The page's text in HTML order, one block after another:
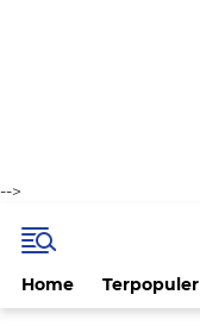
-->
Home Terpopuler